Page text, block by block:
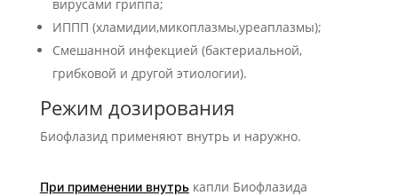
вирусами гриппа;
ИППП (хламидии,микоплазмы,уреаплазмы);
Смешанной инфекцией (бактериальной,
грибковой и другой этиологии).
Режим дозирования
Биофлазид применяют внутрь и наружно.
При применении внутрькапли Биофлазида